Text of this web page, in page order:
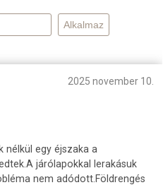
2025 november 10.
nélkül egy éjszaka a
járólapokkal lerakásuk
nem adódott.Földrengés